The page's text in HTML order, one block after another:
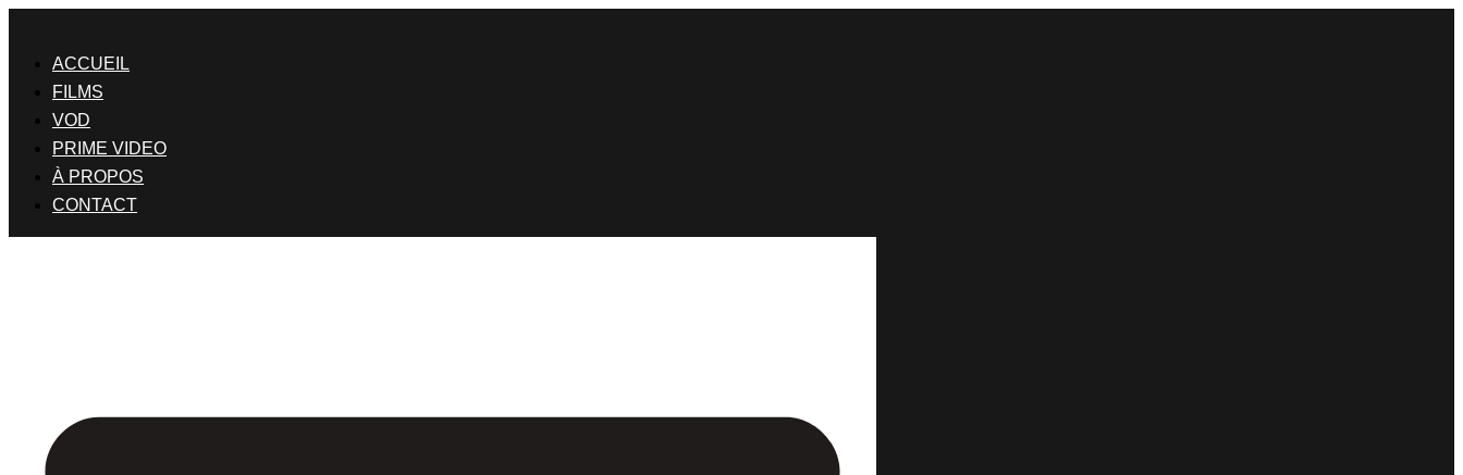
contentACCUEIL
FILMS
VOD
PRIME VIDEO
À PROPOS
CONTACT